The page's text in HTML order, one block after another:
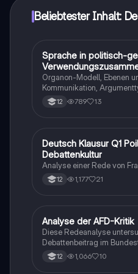
Beliebtester Inhalt:
Deutsch
Sprache in politisch-
Organon-Modell, Ebenen
Kommunikation,
Bezug auf
Ansprache mit
12 789 13
Deutsch
Deutsch Klausur Q1
Debattenkultur
Analyse einer Rede von
12 1,177 21
Deutsch
Analyse der AFD-Kritik
Diese Redeanalyse
Debattenbeitrag im
dem er die AFD scharf
der sprachlich-
12 1,066 10